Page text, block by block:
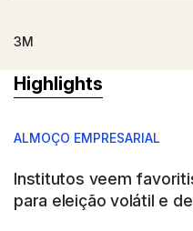
3M
Argentina
Highlights
ALMOÇO EMPRESARIAL
Institutos veem
para eleição volátil e